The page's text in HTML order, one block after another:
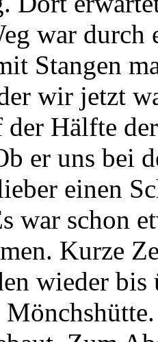
war
Stangen
wir jetzt
Hälfte
er uns bei
einen
war schon
Kurze
wieder